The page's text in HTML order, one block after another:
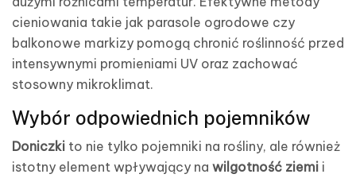
cieniowania takie jak parasole ogrodowe czy
balkonowe markizy pomogą chronić roślinność przed
intensywnymi promieniami UV oraz zachować
stosowny mikroklimat.
Wybór odpowiednich pojemników
Doniczki to nie tylko pojemniki na rośliny, ale również
istotny element wpływający na wilgotność ziemi i